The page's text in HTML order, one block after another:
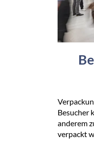
Besucher
anderem
verpackt